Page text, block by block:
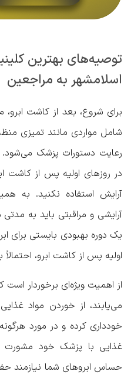
توصیه‌های بهترین
اسلامشهر به مراجعین
برای شروع، بعد از کاشت
شامل مواردی مانند تمیزی
رعایت دستورات پزشک
در روزهای اولیه پس از کاشت
آرایش استفاده نکنید. به
آرایشی و مراقبتی باید به
یک دوره‌ بهبودی بایستی برای
اولیه پس از کاشت ابرو،
از اهمیت ویژه‌ای برخوردار
خودداری کرده و در مورد
غذایی با پزشک خود مشورت
حساس ابروهای شما